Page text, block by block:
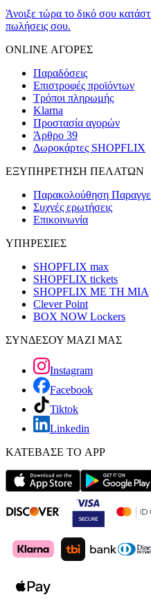
Άνοιξε τώρα το δικό σου
πωλήσεις σου.
ONLINE ΑΓΟΡΕΣ
Παραδόσεις
Επιστροφές προϊόντων
Τρόποι πληρωμής
Klarna
Προστασία αγορών
Άρθρο 39
Δωροκάρτες SHOPFLIX
ΕΞΥΠΗΡΕΤΗΣΗ ΠΕΛΑΤΩΝ
Παρακολούθηση
Συχνές ερωτήσεις
Επικοινωνία
ΥΠΗΡΕΣΙΕΣ
SHOPFLIX max
SHOPFLIX tickets
SHOPFLIX ΜΕ ΤΗ ΜΙΑ
Clever Point
BOX NOW Lockers
ΣΥΝΔΕΣΟΥ ΜΑΖΙ ΜΑΣ
Instagram
Facebook
Tiktok
Linkedin
ΚΑΤΕΒΑΣΕ ΤΟ APP